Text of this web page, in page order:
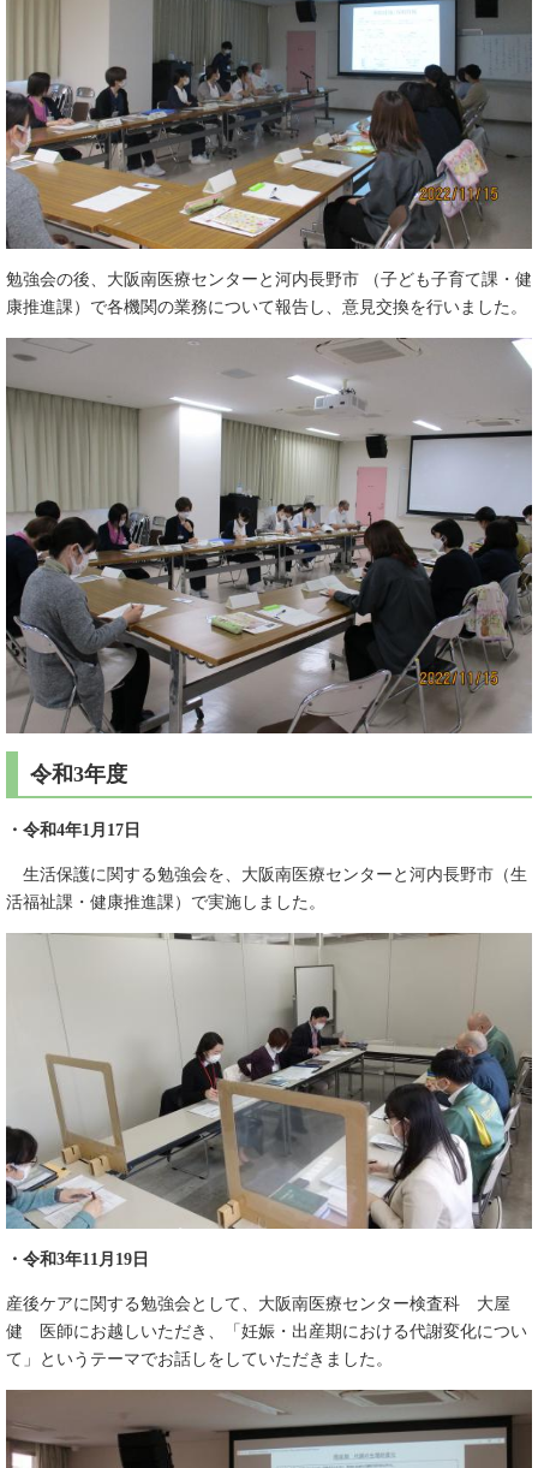
勉強会の後、大阪南医療センターと河内長野市 （子ども子育て課・健
康推進課）で各機関の業務について報告し、意見交換を行いました。
令和3年度
・令和4年1月17日
生活保護に関する勉強会を、大阪南医療センターと河内長野市（生
活福祉課・健康推進課）で実施しました。
・令和3年11月19日
産後ケアに関する勉強会として、大阪南医療センター検査科 大屋
健 医師にお越しいただき、「妊娠・出産期における代謝変化につい
て」というテーマでお話しをしていただきました。